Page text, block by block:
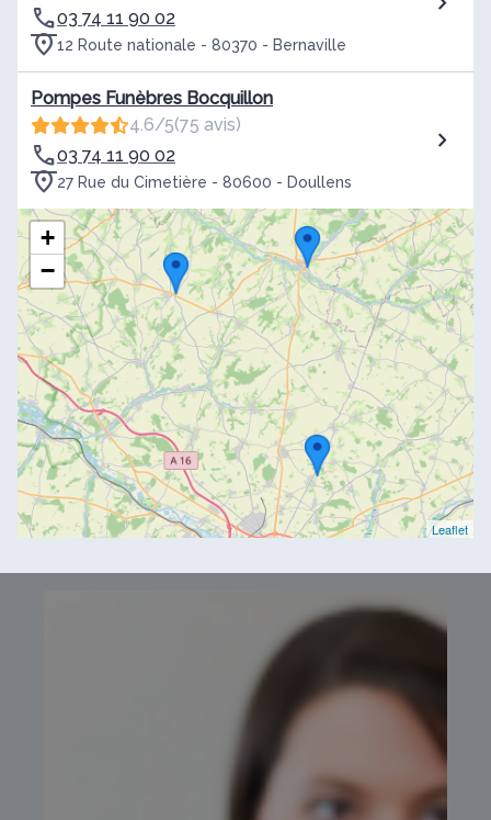
03 74 11 90 02
12 Route nationale - 80370 - Bernaville
Pompes Funèbres Bocquillon
4.6/5(75 avis)
03 74 11 90 02
27 Rue du Cimetière - 80600 - Doullens
+
−
Leaflet